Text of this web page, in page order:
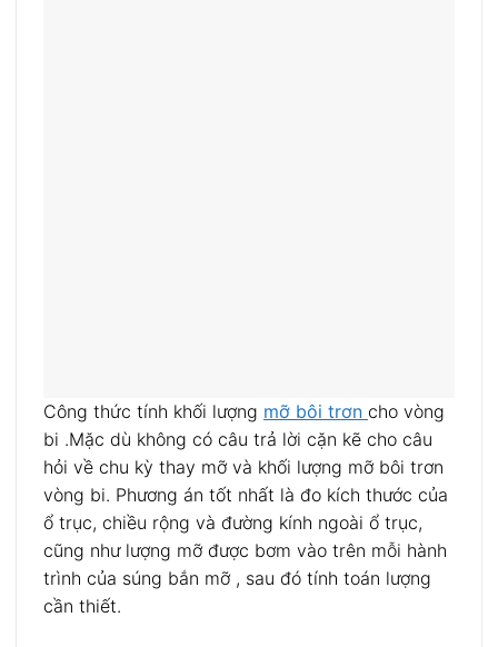
Công thức tính khối lượng mỡ bôi trơn cho vòng
bi .Mặc dù không có câu trả lời cặn kẽ cho câu
hỏi về chu kỳ thay mỡ và khối lượng mỡ bôi trơn
vòng bi. Phương án tốt nhất là đo kích thước của
ổ trục, chiều rộng và đường kính ngoài ổ trục,
cũng như lượng mỡ được bơm vào trên mỗi hành
trình của súng bắn mỡ , sau đó tính toán lượng
cần thiết.